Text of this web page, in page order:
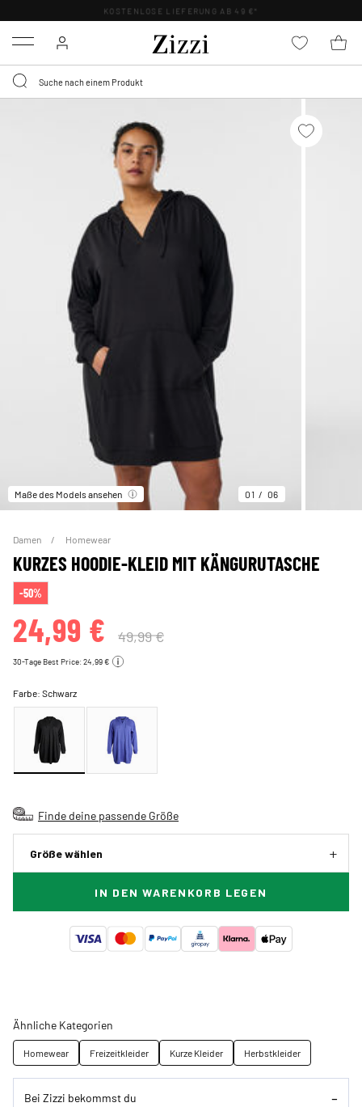
KOSTENLOSE LIEFERUNG AB 49 €*
Menu
Maße des Models ansehen 01 06
Damen Homewear
KURZES HOODIE-KLEID MIT KÄNGURUTASCHE
-50%
24,99 € 49,99 €
30-Tage Best Price: 24,99 €
Farbe:Schwarz
Finde deine passende Größe
Größe wählen
IN DEN WARENKORB LEGEN
Ähnliche Kategorien
Homewear Freizeitkleider Kurze Kleider Herbstkleider
Bei Zizzi bekommst du